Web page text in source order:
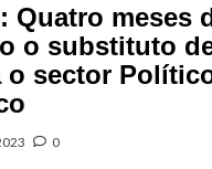
Quatro meses
o substituto
o sector
0